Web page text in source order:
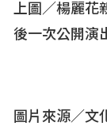
上圖／楊麗花
後一次公開演
圖片來源／文